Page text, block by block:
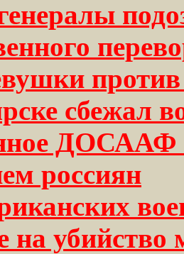
сбежал
ДОСААФ
россиян
на